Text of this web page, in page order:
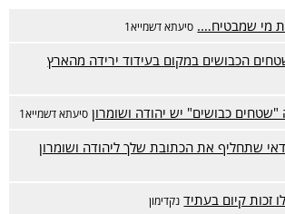
מי שמבטיח…. סיעתא דשמייא1
הכבושים במקום בעידוד ירידה מהארץ
"שטחים כבושים" יש יהודה ושומרון סיעתא דשמייא1
שתחליף את הכתובת שלך ליהודה ושומרון
זכות קיום בעתיד נקדימון